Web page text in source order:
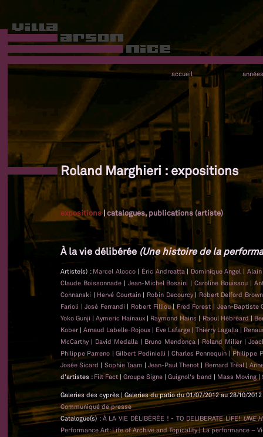
accueil années
Roland Marghieri : expositions
expositions|catalogues, publications (artiste)
À la vie délibérée (Une histoire de la
Artiste(s) : Marcel Alocco | Éric Andreatta | Dominique Angel |
Claude Boissonnade | Jean-Michel Bossini |Caroline Bouissou |
Connanski | Hervé Courtain | Robin Decourcy |Robert Delford
Farioli |José Ferrandi | Robert Filliou| Fred Forest | Jean-Baptiste
Yoko Gunji |Aymeric Hainaux | Raymond Hains | Raoul Hébréard |
Kober |Arnaud Labelle-Rojoux | Eve Lafarge |Thierry Lagalla|
McCarthy | David Medalla | Bruno Mendonça |Roland Miller |
Philippe Parreno |Gilbert Pedinielli | Charles Pennequin | Philippe
Josée Sicard | Sophie Taam | Jean-Paul Thenot | Bernard Tréal|
d'artistes : Filt Fact | Groupe Signe | Guignol's band | Mass Moving|
Galeries des cyprès | Galeries du patio du 01/07/2012 au 28/10/
Communiqué de presse
Catalogue(s) : À LA VIE DÉLIBÉRÉE ! - TO DELIBERATE LIFE!UNE
Performance Art: Life of Archive and Topicality|La performance –